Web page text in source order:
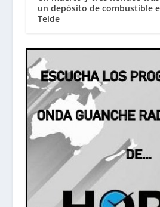
un depósito de combustible
Telde